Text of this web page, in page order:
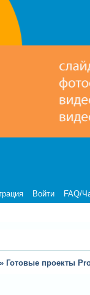
Войти FAQ/
» Готовые проекты